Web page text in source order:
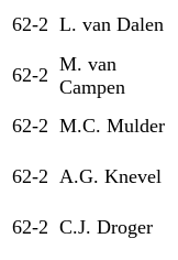
62-2 L. van Dalen
62-2 M. van
Campen
62-2 M.C. Mulder
62-2 A.G. Knevel
62-2 C.J. Droger